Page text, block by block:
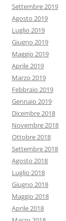
Settembre 2019
Agosto 2019
Luglio 2019
Giugno 2019
Maggio 2019
Aprile 2019
Marzo 2019
Febbraio 2019
Gennaio 2019
Dicembre 2018
Novembre 2018
Ottobre 2018
Settembre 2018
Agosto 2018
Luglio 2018
Giugno 2018
Maggio 2018
Aprile 2018